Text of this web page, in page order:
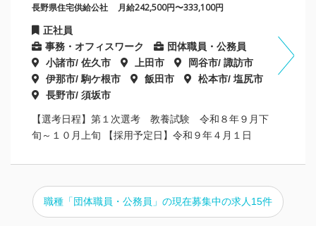
長野県住宅供給公社 月給242,500円〜333,100円
正社員
事務・オフィスワーク
団体職員・公務員
小諸市/ 佐久市
上田市
岡谷市/ 諏訪市
伊那市/ 駒ケ根市
飯田市
松本市/ 塩尻市
長野市/ 須坂市
【選考日程】第１次選考 教養試験 令和８年９月下
旬～１０月上旬 【採用予定日】令和９年４月１日
職種「団体職員・公務員」の現在募集中の求人15件